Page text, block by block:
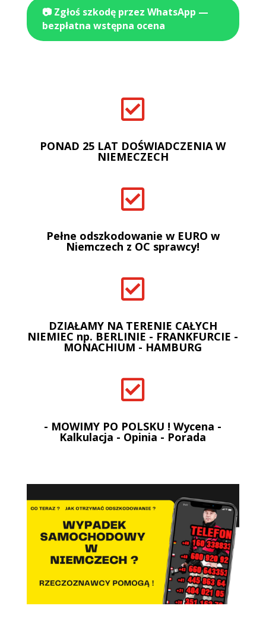
📷 Zgłoś szkodę przez WhatsApp —
bezpłatna wstępna ocena

PONAD 25 LAT DOŚWIADCZENIA W
NIEMECZECH

Pełne odszkodowanie w EURO w
Niemczech z OC sprawcy!

DZIAŁAMY NA TERENIE CAŁYCH
NIEMIEC np. BERLINIE - FRANKFURCIE -
MONACHIUM - HAMBURG

- MOWIMY PO POLSKU ! Wycena -
Kalkulacja - Opinia - Porada